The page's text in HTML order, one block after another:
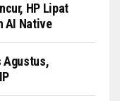
HP Lipat
AI Native
Agustus,